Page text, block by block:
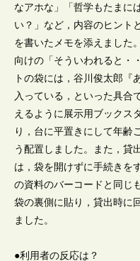
なアホな」「哲学もたまに
い？」など，内容のヒント
を書いたメモを添えました
向けの「そういわれると・
トの袋には，谷川俊太郎『
入っている，といった具合
えるように展示用ブックス
り，台に平置きにして年齢
う配置しました。また，貸
は，袋を開けずに手続きを
の資料のバーコードと同じ
袋の裏側に貼り，貸出時に
ました。
●利用者の反応は？